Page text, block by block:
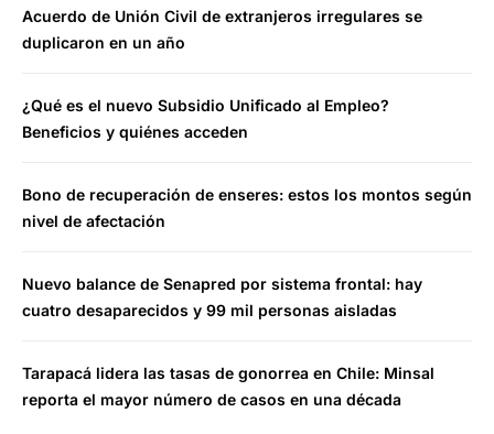
Acuerdo de Unión Civil de extranjeros irregulares se
duplicaron en un año
¿Qué es el nuevo Subsidio Unificado al Empleo?
Beneficios y quiénes acceden
Bono de recuperación de enseres: estos los montos según
nivel de afectación
Nuevo balance de Senapred por sistema frontal: hay
cuatro desaparecidos y 99 mil personas aisladas
Tarapacá lidera las tasas de gonorrea en Chile: Minsal
reporta el mayor número de casos en una década